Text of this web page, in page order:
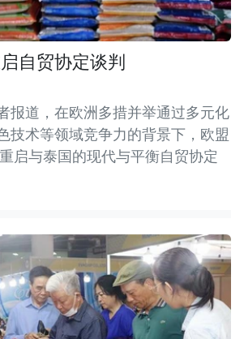
自贸协定谈判
报道，在欧洲多措并举通过多元化
技术等领域竞争力的背景下，欧盟
启与泰国的现代与平衡自贸协定